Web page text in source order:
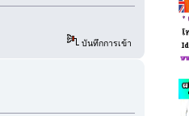
บันทึกการเข้า